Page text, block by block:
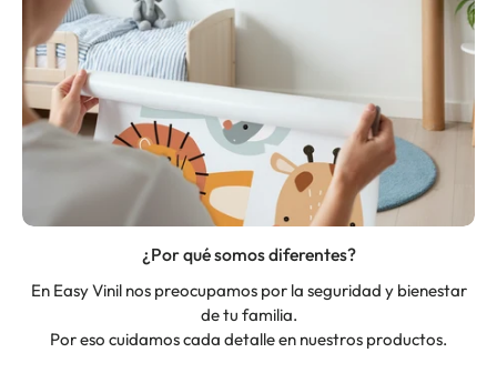
¿Por qué somos diferentes?
En Easy Vinil nos preocupamos por la seguridad y bienestar
de tu familia.
Por eso cuidamos cada detalle en nuestros productos.